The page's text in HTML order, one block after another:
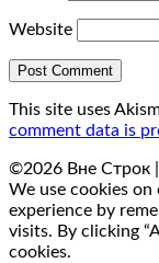
Website
This site uses
comment data is
©2026 Вне Строк
We use cookies
experience by
visits. By clicking
cookies.